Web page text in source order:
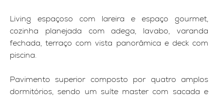
Living espaçoso com lareira e espaço gourmet,
cozinha planejada com adega, lavabo, varanda
fechada, terraço com vista panorâmica e deck com
piscina.
Pavimento superior composto por quatro amplos
dormitórios, sendo um suíte master com sacada e